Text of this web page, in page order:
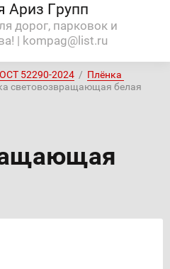
Ариз Групп
дорог, парковок и
| kompag@list.ru
52290-2024
  /
Плёнка
световозвращающая белая